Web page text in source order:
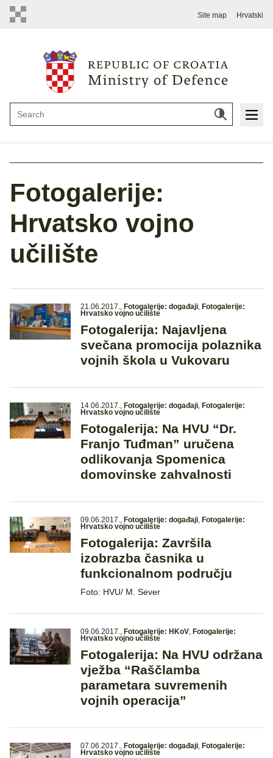
Site map Hrvatski
Fotogalerije:
Hrvatsko vojno
učilište
21.06.2017., Fotogalerije: događaji, Fotogalerije:
Hrvatsko vojno učilište
Fotogalerija: Najavljena
svečana promocija polaznika
vojnih škola u Vukovaru
14.06.2017., Fotogalerije: događaji, Fotogalerije:
Hrvatsko vojno učilište
Fotogalerija: Na HVU “Dr.
Franjo Tuđman” uručena
odlikovanja Spomenica
domovinske zahvalnosti
09.06.2017., Fotogalerije: događaji, Fotogalerije:
Hrvatsko vojno učilište
Fotogalerija: Završila
izobrazba časnika u
funkcionalnom području
Foto: HVU/ M. Sever
09.06.2017., Fotogalerije: HKoV, Fotogalerije:
Hrvatsko vojno učilište
Fotogalerija: Na HVU održana
vježba “Raščlamba
parametara suvremenih
vojnih operacija”
07.06.2017., Fotogalerije: događaji, Fotogalerije:
Hrvatsko vojno učilište